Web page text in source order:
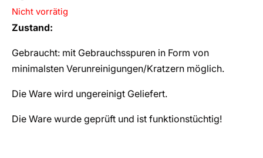
Nicht vorrätig
Zustand:
Gebraucht: mit Gebrauchsspuren in Form von
minimalsten Verunreinigungen/Kratzern möglich.
Die Ware wird ungereinigt Geliefert.
Die Ware wurde geprüft und ist funktionstüchtig!